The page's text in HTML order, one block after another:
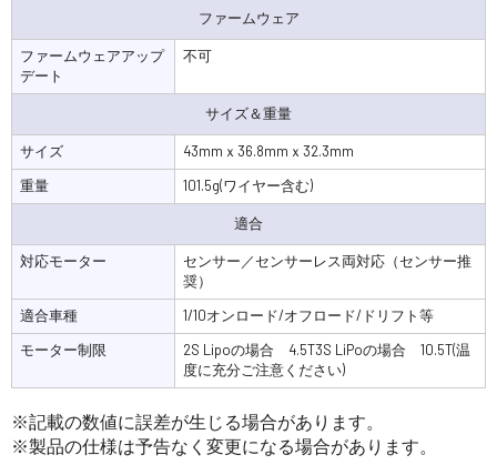
ファームウェア
ファームウェアアップ
デート
不可
サイズ＆重量
サイズ
43mmｘ36.8mmｘ32.3mm
重量
101.5g(ワイヤー含む)
適合
対応モーター
センサー／センサーレス両対応（センサー推
奨）
適合車種
1/10オンロード/オフロード/ドリフト等
モーター制限
2S Lipoの場合 4.5T3S LiPoの場合 10.5T(温
度に充分ご注意ください)
※記載の数値に誤差が生じる場合があります。
※製品の仕様は予告なく変更になる場合があります。